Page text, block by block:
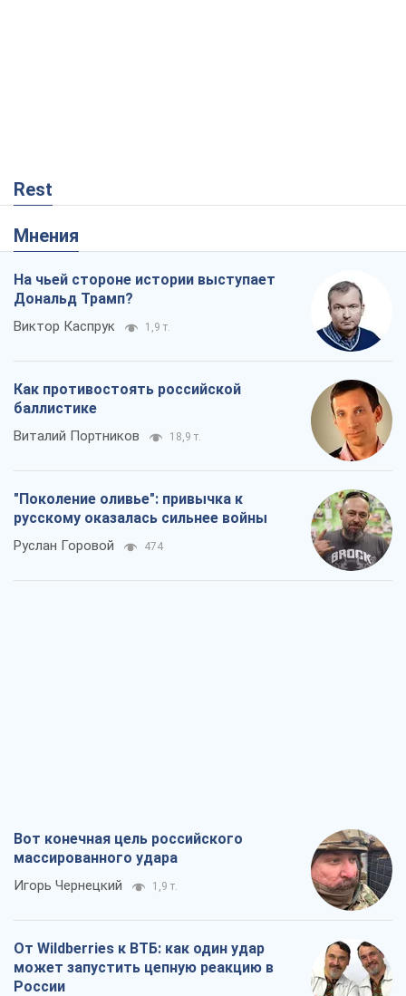
Rest
Мнения
На чьей стороне истории выступает
Дональд Трамп?
Виктор Каспрук 1,9 т.
Как противостоять российской
баллистике
Виталий Портников 18,9 т.
"Поколение оливье": привычка к
русскому оказалась сильнее войны
Руслан Горовой 474
Вот конечная цель российского
массированного удара
Игорь Чернецкий 1,9 т.
От Wildberries к ВТБ: как один удар
может запустить цепную реакцию в
России